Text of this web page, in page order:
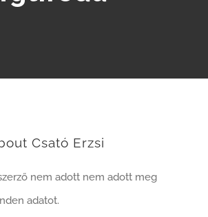
Csató Erzsi
nem adott nem adott meg
adatot.